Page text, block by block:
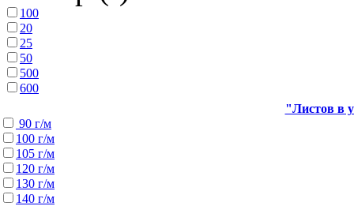
100
20
25
50
500
600
"Листов в
90 г/м
100 г/м
105 г/м
120 г/м
130 г/м
140 г/м